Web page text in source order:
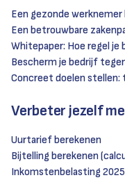
Een gezonde
Een betrouwbare
Whitepaper: Hoe regel
Bescherm je bedrijf
Concreet doelen stellen:
Verbeter jezelf
Uurtarief berekenen
Bijtelling berekenen
Inkomstenbelasting